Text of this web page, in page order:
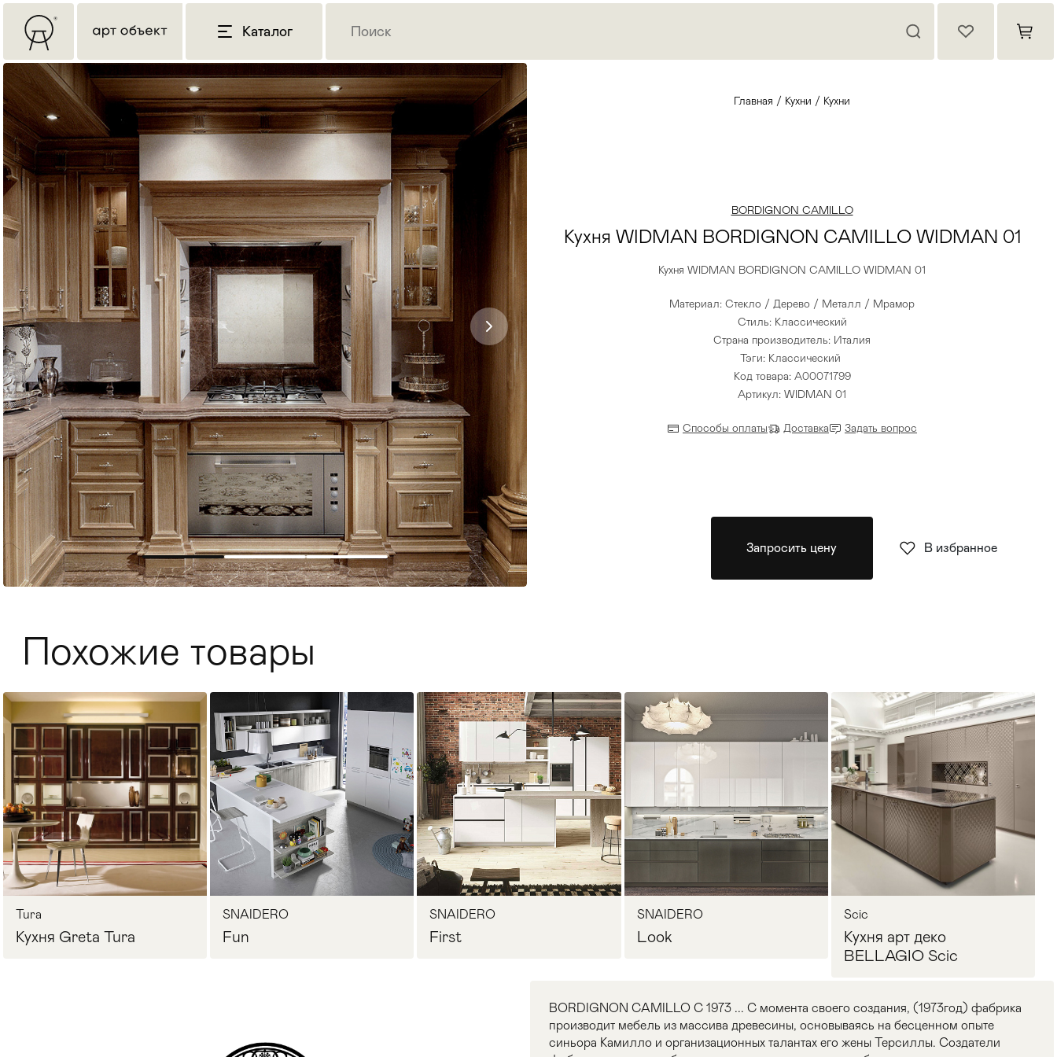
Каталог
Кровати
Столы >
Стулья >
Комоды и тумбы
Мебель для ванных комнат > Двери и перегородки
Главная / Кухни / Кухни
BORDIGNON CAMILLO
Кухня WIDMAN BORDIGNON CAMILLO WIDMAN 01
Кухня WIDMAN BORDIGNON CAMILLO WIDMAN 01
Материал: Стекло / Дерево / Металл / Мрамор
Стиль: Классический
Страна производитель: Италия
Тэги: Классический
Код товара: A00071799
Артикул: WIDMAN 01
Способы оплаты Доставка Задать вопрос
Запросить цену В избранное
Похожие товары
Tura
Кухня Greta Tura
SNAIDERO
Fun
SNAIDERO
First
SNAIDERO
Look
Scic
Кухня арт деко
BELLAGIO Scic
BORDIGNON CAMILLO С 1973 ... С момента своего создания, (1973год) фабрика
производит мебель из массива древесины, основываясь на бесценном опыте
синьора Камилло и организационных талантах его жены Терсиллы. Создатели